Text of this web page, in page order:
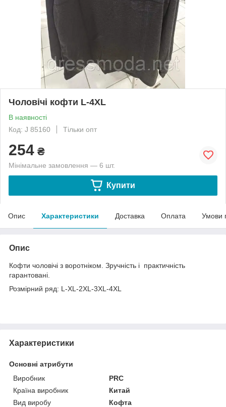
Чоловічі кофти L-4XL
В наявності
Код: J 85160
Тільки опт
254 ₴
Мінімальне замовлення — 6 шт.
Купити
Опис Характеристики Доставка Оплата Умови
Опис
Кофти чоловічі з воротніком. Зручність і практичність
гарантовані.
Розмірний ряд: L-XL-2XL-3XL-4XL
Характеристики
Основні атрибути
Виробник
PRC
Країна виробник
Китай
Вид виробу
Кофта